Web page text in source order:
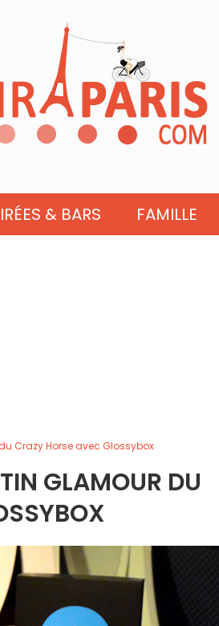
& BARS FAMILLE
Crazy Horse avec Glossybox
GLAMOUR DU